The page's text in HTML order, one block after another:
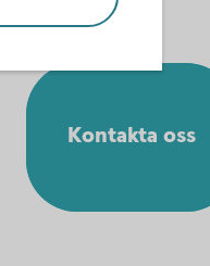
Kontakta oss